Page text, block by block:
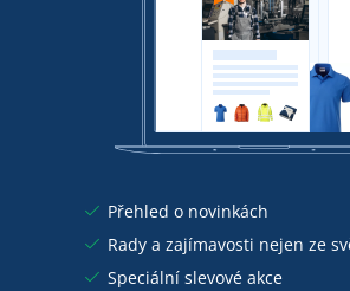
Přehled o novinkách
Rady a zajímavosti nejen ze
Speciální slevové akce